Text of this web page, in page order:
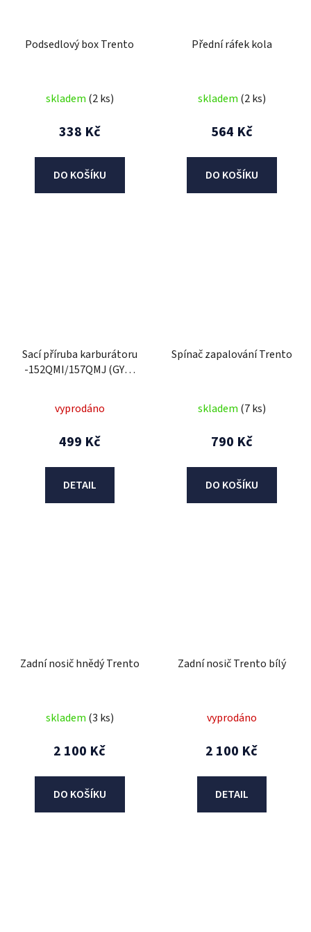
Podsedlový box Trento
skladem (2 ks)
338 Kč
DO KOŠÍKU
Přední ráfek kola
skladem (2 ks)
564 Kč
DO KOŠÍKU
Sací příruba karburátoru
-152QMI/157QMJ (GY6 ,
podtlaku /Trento/
vyprodáno
499 Kč
DETAIL
Spínač zapalování Trento
skladem (7 ks)
790 Kč
DO KOŠÍKU
Zadní nosič hnědý Trento
skladem (3 ks)
2 100 Kč
DO KOŠÍKU
Zadní nosič Trento bílý
vyprodáno
2 100 Kč
DETAIL